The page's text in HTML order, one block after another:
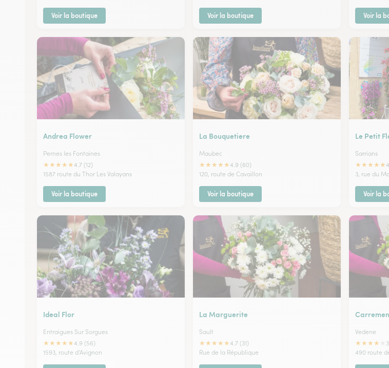
Voir la boutique Voir la boutique Voir la
Andrea Flower
Pernes les Fontaines
★★★★★4.7 (12)
1587 route du Thor Les Valayans
Voir la boutique
La Bouquetiere
Maubec
★★★★★4.9 (60)
120, route de Cavaillon
Voir la boutique
Le Petit
Sarrians
★★★★★
3, rue du
Voir la
Ideal Flor
Entraigues Sur Sorgues
★★★★★4.9 (56)
1593, route d'Avignon
La Marguerite
Sault
★★★★★4.7 (31)
Rue de la République
Vedene
★★★★
490 route